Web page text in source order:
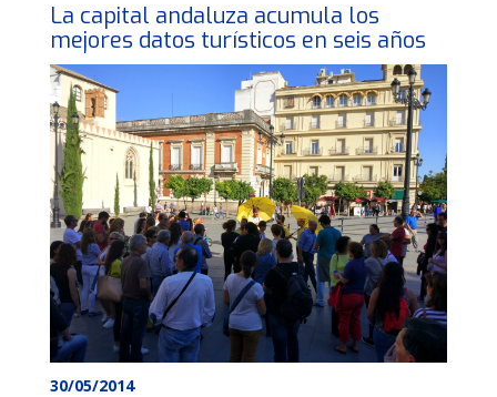
La capital andaluza acumula los
mejores datos turísticos en seis años
30/05/2014